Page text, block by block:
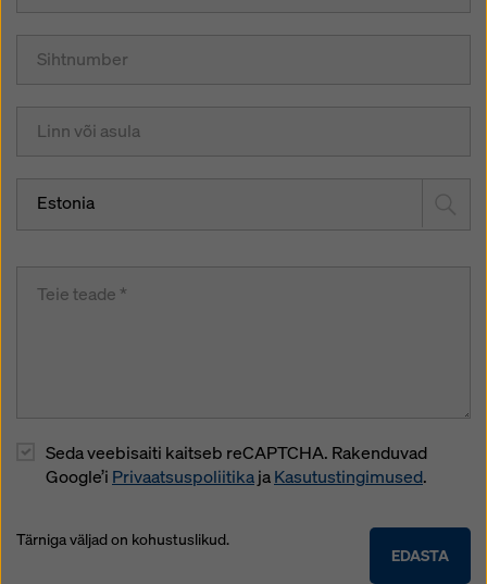
Estonia
Seda veebisaiti kaitseb reCAPTCHA. Rakenduvad
Google’i PrivaatsuspoliitikajaKasutustingimused.
EDASTA
Tärniga väljad on kohustuslikud.